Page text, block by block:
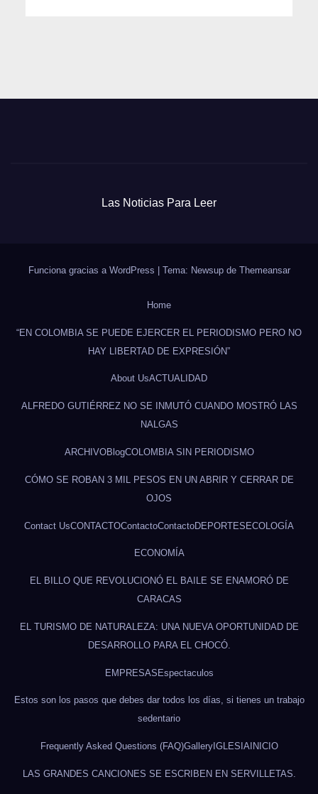
Las Noticias Para Leer
Funciona gracias a WordPress Tema: Newsup de Themeansar
Home
“EN COLOMBIA SE PUEDE EJERCER EL PERIODISMO PERO NO
HAY LIBERTAD DE EXPRESIÓN”
About UsACTUALIDAD
ALFREDO GUTIÉRREZ NO SE INMUTÓ CUANDO MOSTRÓ LAS
NALGAS
ARCHIVOBlogCOLOMBIA SIN PERIODISMO
CÓMO SE ROBAN 3 MIL PESOS EN UN ABRIR Y CERRAR DE
OJOS
Contact UsCONTACTOContactoContactoDEPORTESECOLOGÍA
ECONOMÍA
EL BILLO QUE REVOLUCIONÓ EL BAILE SE ENAMORÓ DE
CARACAS
EL TURISMO DE NATURALEZA: UNA NUEVA OPORTUNIDAD DE
DESARROLLO PARA EL CHOCÓ.
EMPRESASEspectaculos
Estos son los pasos que debes dar todos los días, si tienes un trabajo
sedentario
Frequently Asked Questions (FAQ)GalleryIGLESIAINICIO
LAS GRANDES CANCIONES SE ESCRIBEN EN SERVILLETAS.